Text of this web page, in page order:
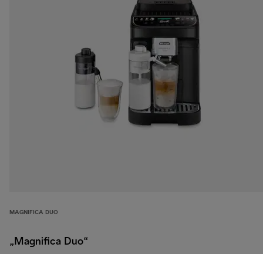
MAGNIFICA DUO
„Magnifica Duo“